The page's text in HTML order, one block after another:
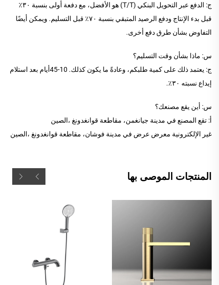
ج: الدفع عبر التحويل البنكي (T/T) هو الأفضل، مع دفعة أولى بنسبة ٣٠٪
قبل بدء الإنتاج ودفع الرصيد المتبقي بنسبة ٧٠٪ قبل التسليم. ويمكن أيضًا
التفاوض بشأن طرق دفع أخرى.
س: ماذا بشأن وقت التسليم؟
ج: يعتمد ذلك على كمية طلبكم، وعادةً ما يكون كذلك. 10
-
45أيام بعد استلام
إيداع نسبته ٣٠٪.
س: أين يقع مصنعك؟
أ: تقع المصنع في مدينة جيانغمن، مقاطعة قوانغدونغ ،الصين
غير الإلكترونية معرض عرض في مدينة فوشان، مقاطعة قوانغدونغ ،الصين
المنتجات الموصى بها